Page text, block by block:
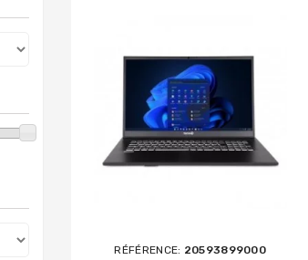
RÉFÉRENCE: 20593899000